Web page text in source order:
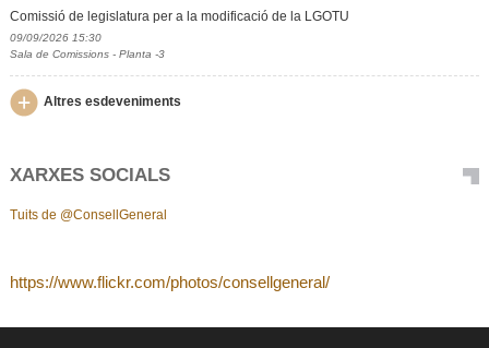
Comissió de legislatura per a la modificació de la LGOTU
09/09/2026 15:30
Sala de Comissions - Planta -3
Altres esdeveniments
XARXES SOCIALS
Tuits de @ConsellGeneral
https://www.flickr.com/photos/consellgeneral/